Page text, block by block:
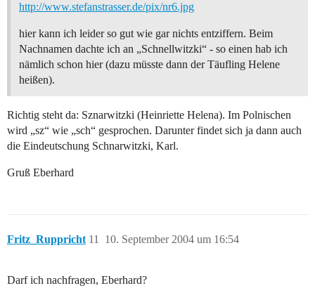
http://www.stefanstrasser.de/pix/nr6.jpg
hier kann ich leider so gut wie gar nichts entziffern. Beim
Nachnamen dachte ich an „Schnellwitzki“ - so einen hab ich
nämlich schon hier (dazu müsste dann der Täufling Helene
heißen).
Richtig steht da: Sznarwitzki (Heinriette Helena). Im Polnischen
wird „sz“ wie „sch“ gesprochen. Darunter findet sich ja dann auch
die Eindeutschung Schnarwitzki, Karl.
Gruß Eberhard
Fritz_Ruppricht 10. September 2004 um 16:54
11
Darf ich nachfragen, Eberhard?